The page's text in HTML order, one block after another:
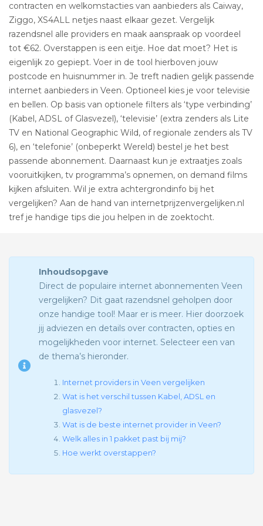
contracten en welkomstacties van aanbieders als Caiway,
Ziggo, XS4ALL netjes naast elkaar gezet. Vergelijk
razendsnel alle providers en maak aanspraak op voordeel
tot €62. Overstappen is een eitje. Hoe dat moet? Het is
eigenlijk zo gepiept. Voer in de tool hierboven jouw
postcode en huisnummer in. Je treft nadien gelijk passende
internet aanbieders in Veen. Optioneel kies je voor televisie
en bellen. Op basis van optionele filters als ‘type verbinding’
(Kabel, ADSL of Glasvezel), ‘televisie’ (extra zenders als Lite
TV en National Geographic Wild, of regionale zenders als TV
6), en ‘telefonie’ (onbeperkt Wereld) bestel je het best
passende abonnement. Daarnaast kun je extraatjes zoals
vooruitkijken, tv programma’s opnemen, on demand films
kijken afsluiten. Wil je extra achtergrondinfo bij het
vergelijken? Aan de hand van internetprijzenvergelijken.nl
tref je handige tips die jou helpen in de zoektocht.
Inhoudsopgave
Direct de populaire internet abonnementen Veen
vergelijken? Dit gaat razendsnel geholpen door
onze handige tool! Maar er is meer. Hier doorzoek
jij adviezen en details over contracten, opties en
mogelijkheden voor internet. Selecteer een van
de thema’s hieronder.
Internet providers in Veen vergelijken
Wat is het verschil tussen Kabel, ADSL en
glasvezel?
Wat is de beste internet provider in Veen?
Welk alles in 1 pakket past bij mij?
Hoe werkt overstappen?